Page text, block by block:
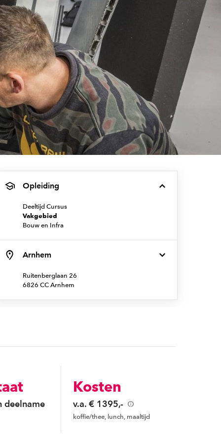
Opleiding
Deeltijd Cursus
Vakgebied
Bouw en Infra
Arnhem
Ruitenberglaan 26
6826 CC Arnhem
deelname
Kosten
v.a. € 1395,-
koffie/thee, lunch, maaltijd